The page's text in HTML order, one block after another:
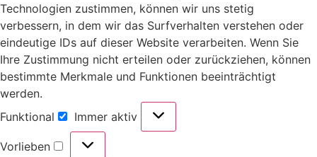
Technologien zustimmen, können wir uns stetig
verbessern, in dem wir das Surfverhalten verstehen oder
eindeutige IDs auf dieser Website verarbeiten. Wenn Sie
Ihre Zustimmung nicht erteilen oder zurückziehen, können
bestimmte Merkmale und Funktionen beeinträchtigt
werden.
Funktional
Immer aktiv
Vorlieben